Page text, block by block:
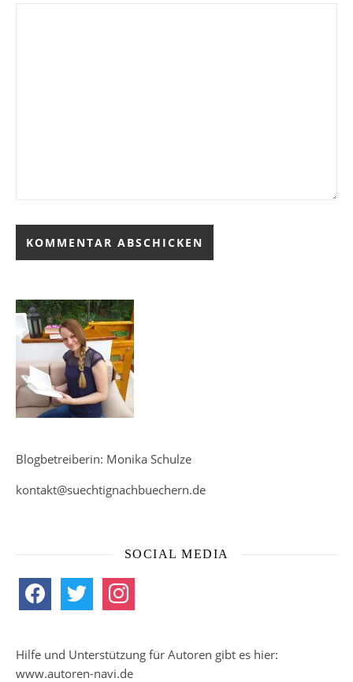
Blogbetreiberin: Monika Schulze
kontakt@suechtignachbuechern.de
SOCIAL MEDIA
facebook twitter instagram
Hilfe und Unterstützung für Autoren gibt es hier:
www.autoren-navi.de